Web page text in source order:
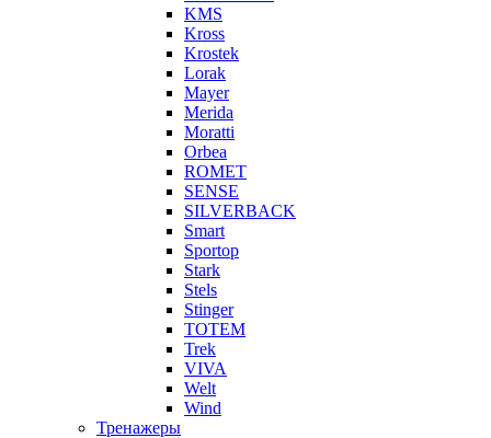
KMS
Kross
Krostek
Lorak
Mayer
Merida
Moratti
Orbea
ROMET
SENSE
SILVERBACK
Smart
Sportop
Stark
Stels
Stinger
TOTEM
Trek
VIVA
Welt
Wind
Тренажеры